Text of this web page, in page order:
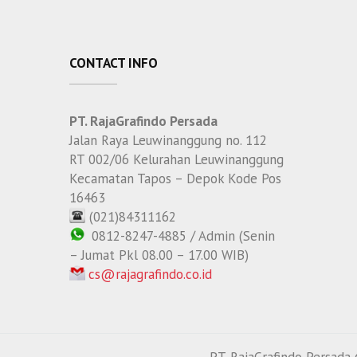
CONTACT INFO
PT. RajaGrafindo Persada
Jalan Raya Leuwinanggung no. 112
RT 002/06 Kelurahan Leuwinanggung
Kecamatan Tapos – Depok Kode Pos
16463
(021)84311162
0812-8247-4885 / Admin (Senin
– Jumat Pkl 08.00 – 17.00 WIB)
cs@rajagrafindo.co.id